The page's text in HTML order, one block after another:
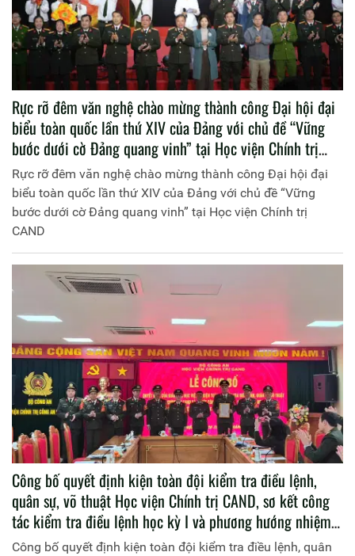
Rực rỡ đêm văn nghệ chào mừng thành công Đại hội đại
biểu toàn quốc lần thứ XIV của Đảng với chủ đề “Vững
bước dưới cờ Đảng quang vinh” tại Học viện Chính trị
CAND
Rực rỡ đêm văn nghệ chào mừng thành công Đại hội đại
biểu toàn quốc lần thứ XIV của Đảng với chủ đề “Vững
bước dưới cờ Đảng quang vinh” tại Học viện Chính trị
CAND
Công bố quyết định kiện toàn đội kiểm tra điều lệnh,
quân sự, võ thuật Học viện Chính trị CAND, sơ kết công
tác kiểm tra điều lệnh học kỳ I và phương hướng nhiệm
vụ học kỳ II năm học 2025 – 2026
Công bố quyết định kiện toàn đội kiểm tra điều lệnh, quân